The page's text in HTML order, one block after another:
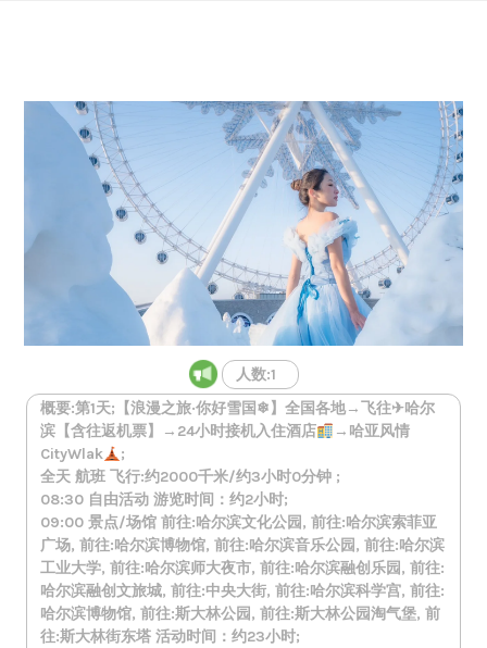
人数:1
概要:第1天;【浪漫之旅·你好雪国❄】全国各地→飞往✈哈尔
滨【含往返机票】→24小时接机入住酒店
→哈亚风情
CityWlak
;
全天 航班 飞行:约2000千米/约3小时0分钟 ;
08:30 自由活动 游览时间：约2小时;
09:00 景点/场馆 前往:哈尔滨文化公园, 前往:哈尔滨索菲亚
广场, 前往:哈尔滨博物馆, 前往:哈尔滨音乐公园, 前往:哈尔滨
工业大学, 前往:哈尔滨师大夜市, 前往:哈尔滨融创乐园, 前往:
哈尔滨融创文旅城, 前往:中央大街, 前往:哈尔滨科学宫, 前往:
哈尔滨博物馆, 前往:斯大林公园, 前往:斯大林公园淘气堡, 前
往:斯大林街东塔 活动时间：约23小时;